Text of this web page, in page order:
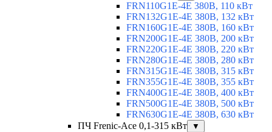
FRN110G1E-4E 380В, 110 кВт
FRN132G1E-4E 380В, 132 кВт
FRN160G1E-4E 380В, 160 кВт
FRN200G1E-4E 380В, 200 кВт
FRN220G1E-4E 380В, 220 кВт
FRN280G1E-4E 380В, 280 кВт
FRN315G1E-4E 380В, 315 кВт
FRN355G1E-4E 380В, 355 кВт
FRN400G1E-4E 380В, 400 кВт
FRN500G1E-4E 380В, 500 кВт
FRN630G1E-4E 380В, 630 кВт
ПЧ Frenic-Ace 0,1-315 кВт
▼